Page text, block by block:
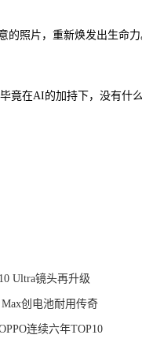
的照片，重新焕发出生命
竟在AI的加持下，没有什
Ultra镜头再升级
创电池耐用传奇
连续六年TOP10